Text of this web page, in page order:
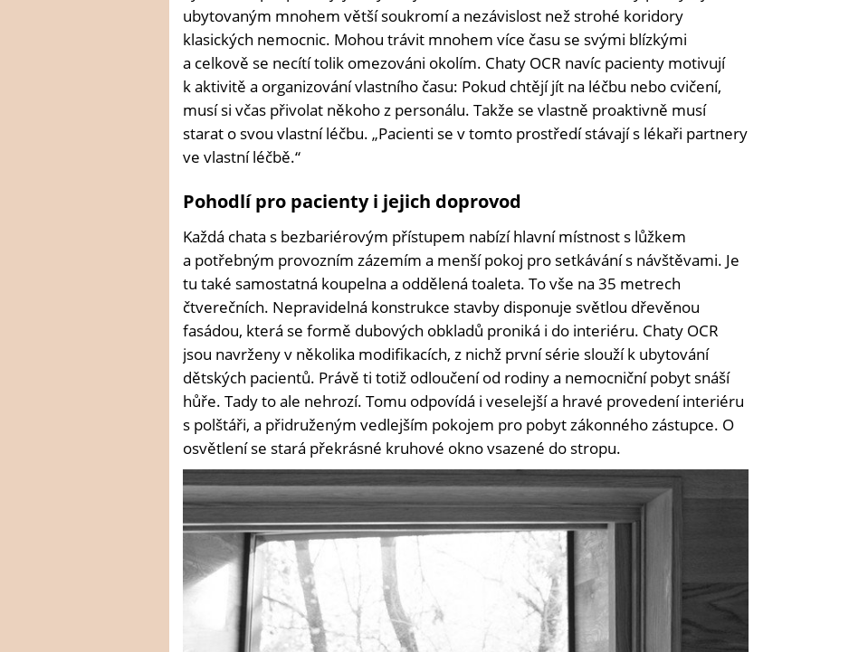
ubytovaným mnohem větší soukromí a nezávislost než strohé koridory
klasických nemocnic. Mohou trávit mnohem více času se svými blízkými
a celkově se necítí tolik omezováni okolím. Chaty OCR navíc pacienty motivují
k aktivitě a organizování vlastního času: Pokud chtějí jít na léčbu nebo cvičení,
musí si včas přivolat někoho z personálu. Takže se vlastně proaktivně musí
starat o svou vlastní léčbu. „Pacienti se v tomto prostředí stávají s lékaři partnery
ve vlastní léčbě.“
Pohodlí pro pacienty i jejich doprovod
Každá chata s bezbariérovým přístupem nabízí hlavní místnost s lůžkem
a potřebným provozním zázemím a menší pokoj pro setkávání s návštěvami. Je
tu také samostatná koupelna a oddělená toaleta. To vše na 35 metrech
čtverečních. Nepravidelná konstrukce stavby disponuje světlou dřevěnou
fasádou, která se formě dubových obkladů proniká i do interiéru. Chaty OCR
jsou navrženy v několika modifikacích, z nichž první série slouží k ubytování
dětských pacientů. Právě ti totiž odloučení od rodiny a nemocniční pobyt snáší
hůře. Tady to ale nehrozí. Tomu odpovídá i veselejší a hravé provedení interiéru
s polštáři, a přidruženým vedlejším pokojem pro pobyt zákonného zástupce. O
osvětlení se stará překrásné kruhové okno vsazené do stropu.